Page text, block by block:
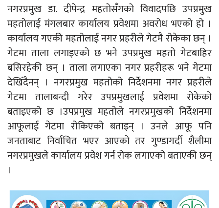
नगरप्रमुख डा. दीपेन्द्र महतोसँगको विवादपछि उपप्रमुख
महतोलाई मंगलबार कार्यालय प्रवेशमा अवरोध भएको हो ।
कार्यालय गएकी महतोलाई नगर प्रहरीले गेटमै रोकेका छन् ।
गेटमा ताला लगाइएको छ भने उपप्रमुख महतो गेटबाहिर
बसिरहेकी छन् । ताला लगाएका नगर प्रहरीहरू भने गेटमा
देखिँदैनन् । नगरप्रमुख महतोको निर्देशनमा नगर प्रहरीले
गेटमा तालाबन्दी गरेर उपप्रमुखलाई प्रवेशमा रोकेको
बताइएको छ ।उपप्रमुख महतोले नगरप्रमुखको निर्देशनमा
आफूलाई गेटमा रोकिएको बताइन् । उनले आफू पनि
जनताबाट निर्वाचित भएर आएको तर गुण्डागर्दी शैलीमा
नगरप्रमुखले कार्यालय प्रवेश गर्न रोक लगाएको बताएकी छन्
।